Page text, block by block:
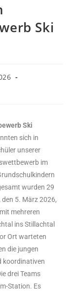
Ski
Ski
sich in
unserer
im
wurden 29
5. März 2026,
mehreren
ins Stillachtal
Ort warteten
die jungen
koordinativen
drei Teams
Station. Es